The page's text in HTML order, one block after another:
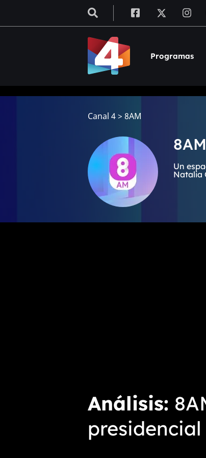
Programas
Canal 4> 8AM
8AM
Un
Natalia
Análisis
presidencial